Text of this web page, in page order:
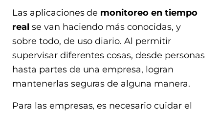
Las aplicaciones de monitoreo en tiempo
real se van haciendo más conocidas, y
sobre todo, de uso diario. Al permitir
supervisar diferentes cosas, desde personas
hasta partes de una empresa, logran
mantenerlas seguras de alguna manera.
Para las empresas, es necesario cuidar el